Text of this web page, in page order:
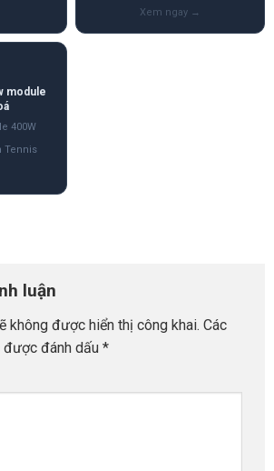
module
400W
Tennis
luận
không được hiển thị công khai. Các
đánh dấu *